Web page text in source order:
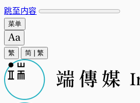
跳至内容
菜单
繁 简 繁